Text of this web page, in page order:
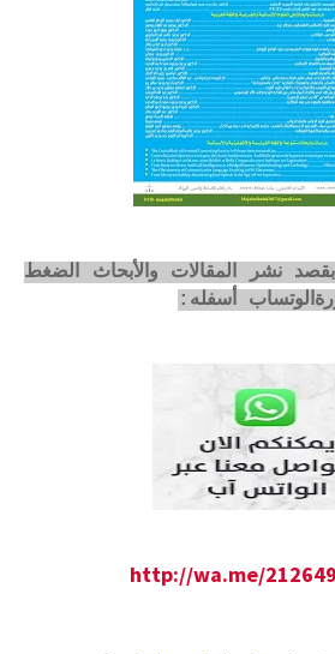
نشر المقالات والأبحاث الضغط
أسفله:
http://wa.me/